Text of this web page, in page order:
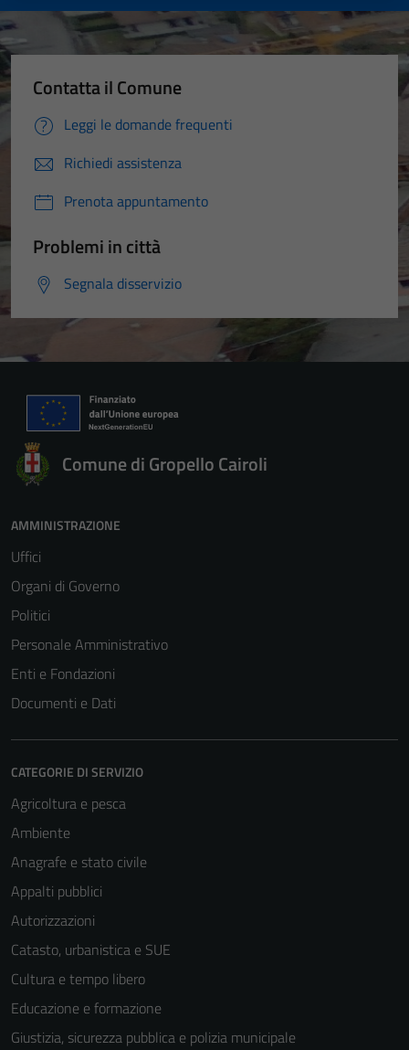
Contatta il Comune
Leggi le domande frequenti
Richiedi assistenza
Prenota appuntamento
Problemi in città
Segnala disservizio
Comune di Gropello Cairoli
AMMINISTRAZIONE
Uffici
Organi di Governo
Politici
Personale Amministrativo
Enti e Fondazioni
Documenti e Dati
CATEGORIE DI SERVIZIO
Agricoltura e pesca
Ambiente
Anagrafe e stato civile
Appalti pubblici
Autorizzazioni
Catasto, urbanistica e SUE
Cultura e tempo libero
Educazione e formazione
Giustizia, sicurezza pubblica e polizia municipale